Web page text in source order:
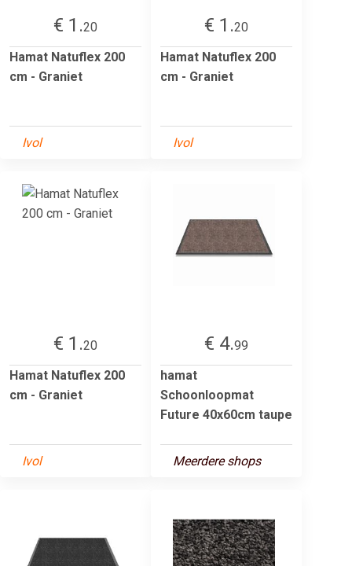
€ 1.20
Hamat Natuflex 200
cm - Graniet
Ivol
€ 1.20
Hamat Natuflex 200
cm - Graniet
Ivol
€ 1.20
Hamat Natuflex 200
cm - Graniet
Ivol
€ 4.99
hamat
Schoonloopmat
Future 40x60cm taupe
Meerdere shops